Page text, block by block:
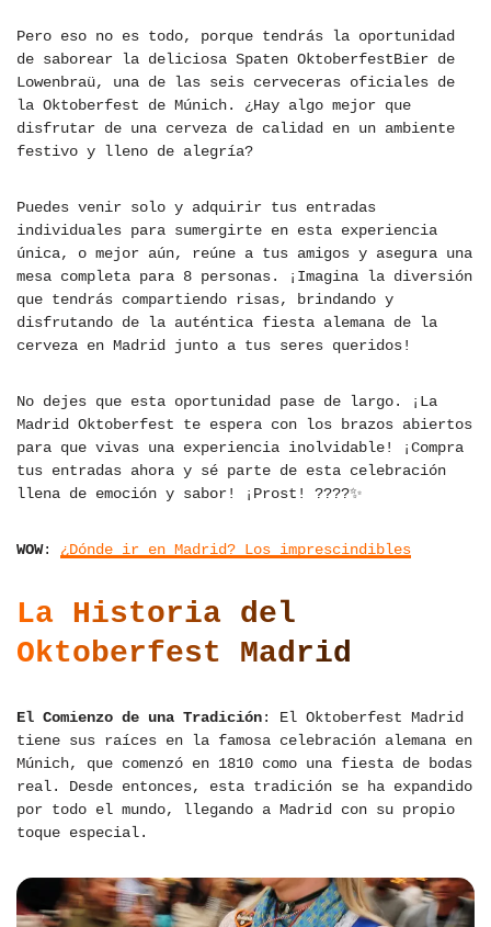
Pero eso no es todo, porque tendrás la oportunidad
de saborear la deliciosa Spaten OktoberfestBier de
Lowenbraü, una de las seis cerveceras oficiales de
la Oktoberfest de Múnich. ¿Hay algo mejor que
disfrutar de una cerveza de calidad en un ambiente
festivo y lleno de alegría?
Puedes venir solo y adquirir tus entradas
individuales para sumergirte en esta experiencia
única, o mejor aún, reúne a tus amigos y asegura una
mesa completa para 8 personas. ¡Imagina la diversión
que tendrás compartiendo risas, brindando y
disfrutando de la auténtica fiesta alemana de la
cerveza en Madrid junto a tus seres queridos!
No dejes que esta oportunidad pase de largo. ¡La
Madrid Oktoberfest te espera con los brazos abiertos
para que vivas una experiencia inolvidable! ¡Compra
tus entradas ahora y sé parte de esta celebración
llena de emoción y sabor! ¡Prost! ????✨
WOW: ¿Dónde ir en Madrid? Los imprescindibles
La Historia del
Oktoberfest Madrid
El Comienzo de una Tradición: El Oktoberfest Madrid
tiene sus raíces en la famosa celebración alemana en
Múnich, que comenzó en 1810 como una fiesta de bodas
real. Desde entonces, esta tradición se ha expandido
por todo el mundo, llegando a Madrid con su propio
toque especial.